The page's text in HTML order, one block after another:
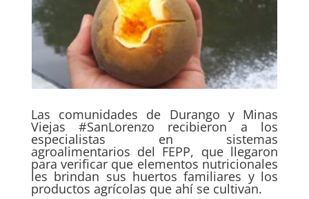
Las comunidades de Durango y Minas
Viejas #SanLorenzo recibieron a los
especialistas en sistemas
agroalimentarios del FEPP, que llegaron
para verificar que elementos nutricionales
les brindan sus huertos familiares y los
productos agrícolas que ahí se cultivan.